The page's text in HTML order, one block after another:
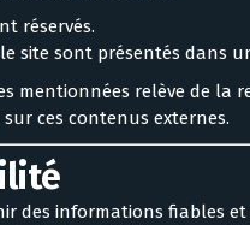
réservés.
site sont présentés dans
mentionnées relève de la
ces contenus externes.
des informations fiables